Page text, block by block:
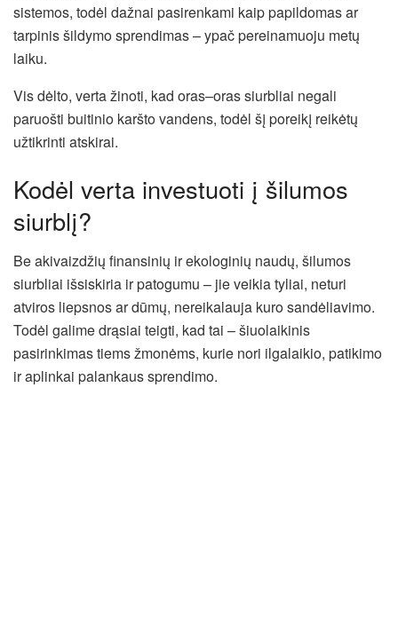
sistemos, todėl dažnai pasirenkami kaip papildomas ar
tarpinis šildymo sprendimas – ypač pereinamuoju metų
laiku.
Vis dėlto, verta žinoti, kad oras–oras siurbliai negali
paruošti buitinio karšto vandens, todėl šį poreikį reikėtų
užtikrinti atskirai.
Kodėl verta investuoti į šilumos
siurblį?
Be akivaizdžių finansinių ir ekologinių naudų, šilumos
siurbliai išsiskiria ir patogumu – jie veikia tyliai, neturi
atviros liepsnos ar dūmų, nereikalauja kuro sandėliavimo.
Todėl galime drąsiai teigti, kad tai – šiuolaikinis
pasirinkimas tiems žmonėms, kurie nori ilgalaikio, patikimo
ir aplinkai palankaus sprendimo.